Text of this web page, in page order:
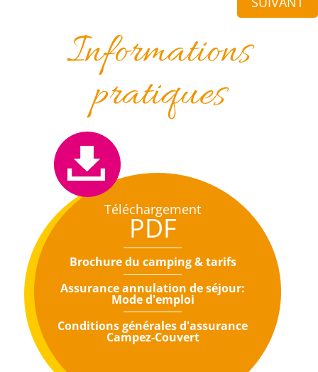
Informations
pratiques
Téléchargement
PDF
Brochure du camping & tarifs
Assurance annulation de séjour:
Mode d'emploi
Conditions générales d'assurance
Campez-Couvert